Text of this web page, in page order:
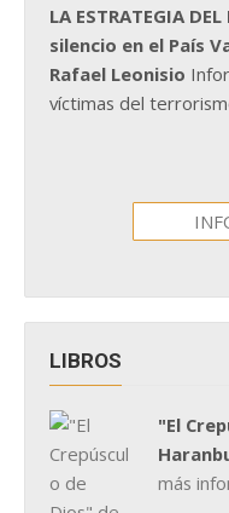
LA ESTRATEGIA
silencio en el País
Rafael Leonisio
víctimas del
LIBROS
"El
más